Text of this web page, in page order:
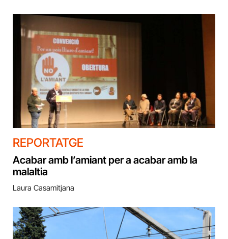
REPORTATGE
Acabar amb l’amiant per a acabar amb la
malaltia
Laura Casamitjana